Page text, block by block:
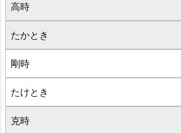
高時
たかとき
剛時
たけとき
克時